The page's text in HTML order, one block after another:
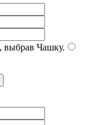
выбрав Чашку.